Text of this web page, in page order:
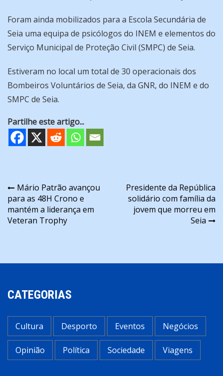
Foram ainda mobilizados para a Escola Secundária de
Seia uma equipa de psicólogos do INEM e elementos do
Serviço Municipal de Proteção Civil (SMPC) de Seia.
Estiveram no local um total de 30 operacionais dos
Bombeiros Voluntários de Seia, da GNR, do INEM e do
SMPC de Seia.
Partilhe este artigo...
Navegação
de
artigos
Mário Patrão avançou
para as 48H Crono e
mantém a liderança em
Veteran Trophy
Presidente da República
solidário com família da
jovem que morreu em
Seia
CATEGORIAS
Cultura Desporto Eventos Negócios
Opinião Política Sociedade Viagens